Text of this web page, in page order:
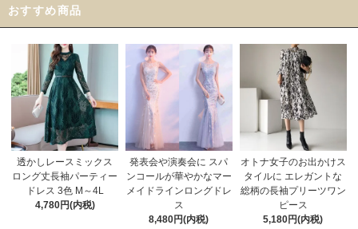
おすすめ商品
透かしレースミックス
ロング丈長袖パーティー
ドレス 3色 M～4L
4,780円(内税)
発表会や演奏会に スパ
ンコールが華やかなマー
メイドラインロングドレ
ス
8,480円(内税)
オトナ女子のお出かけス
タイルに エレガントな
総柄の長袖プリーツワン
ピース
5,180円(内税)